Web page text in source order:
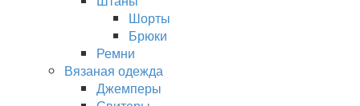
Шорты
Брюки
Ремни
Вязаная одежда
Джемперы